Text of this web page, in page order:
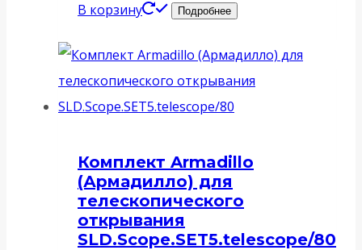
В корзину
Подробнее
Комплект Armadillo
(Армадилло) для
телескопического
открывания
SLD.Scope.SET5.telescope/80